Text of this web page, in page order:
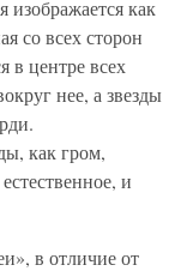
изображается как
со всех сторон
в центре всех
нее, а звезды
как гром,
и
в отличие от